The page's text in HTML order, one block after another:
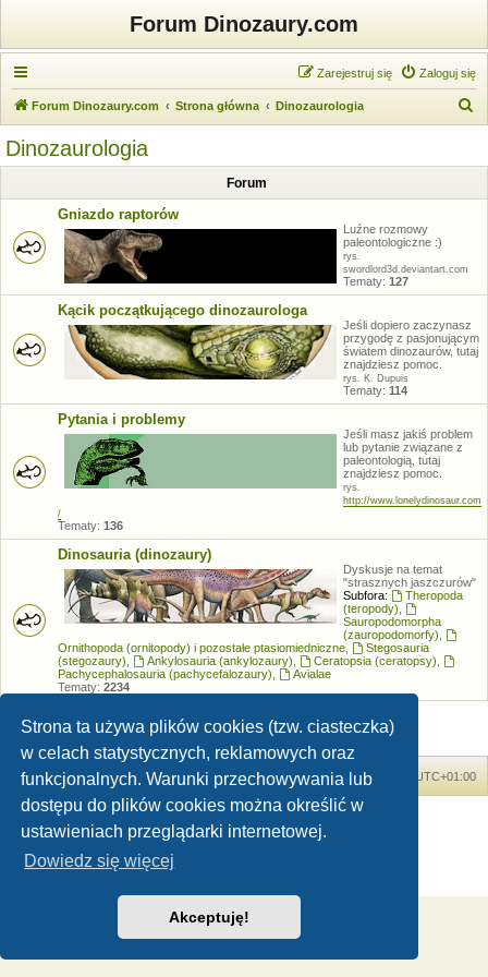
Strona ta używa plików cookies (tzw. ciasteczka)
w celach statystycznych, reklamowych oraz
funkcjonalnych. Warunki przechowywania lub
dostępu do plików cookies można określić w
ustawieniach przeglądarki internetowej.
Dowiedz się więcej
Akceptuję!
Forum Dinozaury.com
Zaloguj się
Zarejestruj się
Forum Dinozaury.com Strona główna Dinozaurologia
Dinozaurologia
Forum
Gniazdo raptorów
Luźne rozmowy
paleontologiczne :)
rys.
swordlord3d.deviantart.com
Tematy: 127
Kącik początkującego dinozaurologa
Jeśli dopiero zaczynasz
przygodę z pasjonującym
światem dinozaurów, tutaj
znajdziesz pomoc.
rys. K. Dupuis
Tematy: 114
Pytania i problemy
Jeśli masz jakiś problem
lub pytanie związane z
paleontologią, tutaj
znajdziesz pomoc.
rys.
http://www.lonelydinosaur.com
/
Tematy: 136
Dinosauria (dinozaury)
Dyskusje na temat
"strasznych jaszczurów"
Subfora:
Theropoda
(teropody)
Sauropodomorpha
(zauropodomorfy)
Ornithopoda (ornitopody) i pozostałe ptasiomiedniczne
Stegosauria
(stegozaury)
Ankylosauria (ankylozaury) Ceratopsia (ceratopsy)
Pachycephalosauria (pachycefalozaury)
Avialae
Tematy: 2234
Forum Dinozaury.com Strona główna Strefa czasowa UTC+01:00
Technologię dostarczaphpBB® Forum Software © phpBB Limited
Polski pakiet językowy dostarcza
Zasady ochrony danych osobowych